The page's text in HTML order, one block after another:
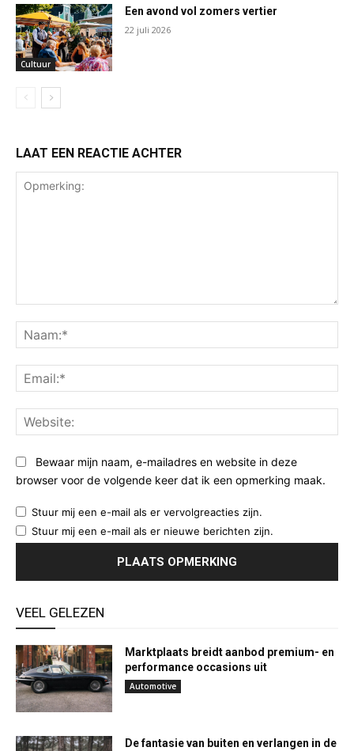
Cultuur
Een avond vol zomers vertier
22 juli 2026
LAAT EEN REACTIE ACHTER
Bewaar mijn naam, e-mailadres en website in deze
browser voor de volgende keer dat ik een opmerking maak.
Stuur mij een e-mail als er vervolgreacties zijn.
Stuur mij een e-mail als er nieuwe berichten zijn.
VEEL GELEZEN
Marktplaats breidt aanbod premium- en
performance occasions uit
Automotive
De fantasie van buiten en verlangen in de